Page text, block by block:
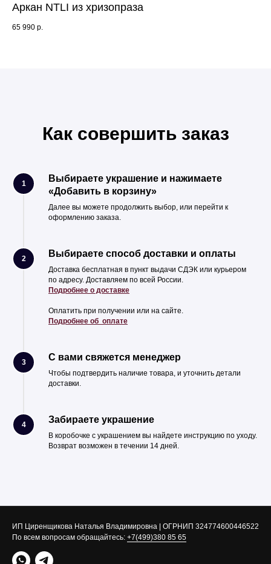
Аркан NTLI из хризопраза
65 990 р.
Как совершить заказ
1
Выбираете украшение и нажимаете
«Добавить в корзину»
Далее вы можете продолжить выбор, или перейти к
оформлению заказа.
2 Выбираете способ доставки и оплаты
Доставка бесплатная в пункт выдачи СДЭК или курьером
по адресу. Доставляем по всей России.
Подробнее о доставке
Оплатить при получении или на сайте.
Подробнее об оплате
3 С вами свяжется менеджер
Чтобы подтвердить наличие товара, и уточнить детали
доставки.
4 Забираете украшение
В коробочке с украшением вы найдете инструкцию по уходу.
Возврат возможен в течении 14 дней.
ИП Циренщикова Наталья Владимировна | ОГРНИП 324774600446522
По всем вопросам обращайтесь: +7(499)380 85 65